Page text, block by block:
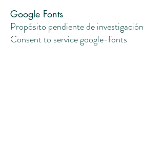
Google Fonts
Propósito pendiente de investigación
Consent to service google-fonts